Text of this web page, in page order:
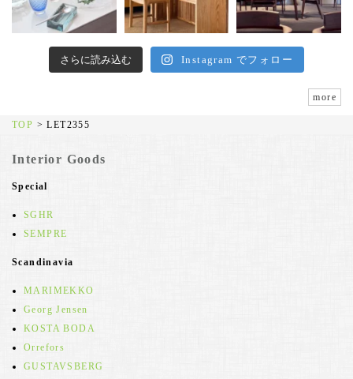
さらに読み込む Instagram でフォロー
more
TOP >LET2355
Interior Goods
Special
SGHR
SEMPRE
Scandinavia
MARIMEKKO
Georg Jensen
KOSTA BODA
Orrefors
GUSTAVSBERG